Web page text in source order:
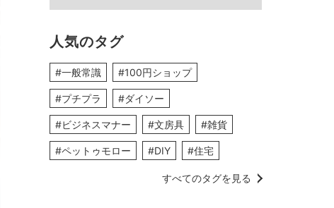
人気のタグ
#一般常識 #100円ショップ
#プチプラ #ダイソー
#ビジネスマナー #文房具 #雑貨
#ペットゥモロー #DIY #住宅
すべてのタグを見る